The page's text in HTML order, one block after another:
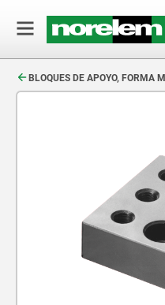
BLOQUES DE APOYO, FORMA M